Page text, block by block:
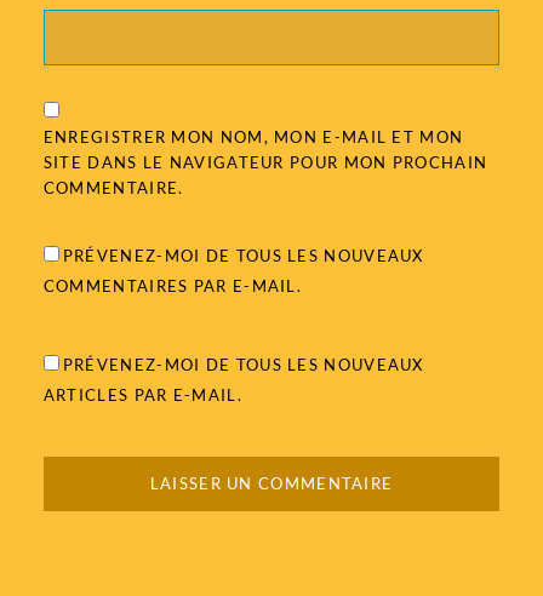
ENREGISTRER MON NOM, MON E-MAIL ET MON
SITE DANS LE NAVIGATEUR POUR MON PROCHAIN
COMMENTAIRE.
PRÉVENEZ-MOI DE TOUS LES NOUVEAUX
COMMENTAIRES PAR E-MAIL.
PRÉVENEZ-MOI DE TOUS LES NOUVEAUX
ARTICLES PAR E-MAIL.